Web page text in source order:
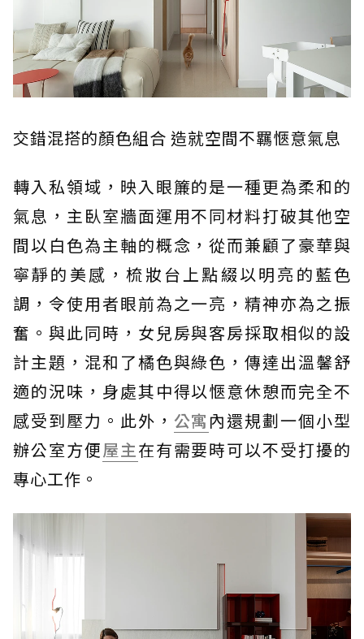
交錯混搭的顏色組合 造就空間不羈愜意氣息
轉入私領域，映入眼簾的是一種更為柔和的
氣息，主臥室牆面運用不同材料打破其他空
間以白色為主軸的概念，從而兼顧了豪華與
寧靜的美感，梳妝台上點綴以明亮的藍色
調，令使用者眼前為之一亮，精神亦為之振
奮。與此同時，女兒房與客房採取相似的設
計主題，混和了橘色與綠色，傳達出溫馨舒
適的況味，身處其中得以愜意休憩而完全不
感受到壓力。此外， 公寓 內還規劃一個小型
辦公室方便屋主在有需要時可以不受打擾的
專心工作。